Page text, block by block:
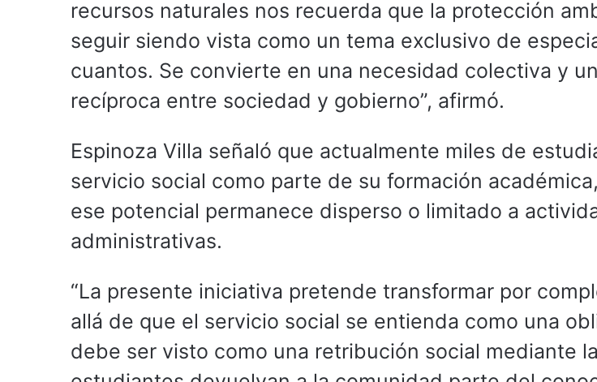
recursos naturales nos recuerda que la protección
seguir siendo vista como un tema exclusivo de
cuantos. Se convierte en una necesidad colectiva y
recíproca entre sociedad y gobierno”, afirmó.
Espinoza Villa señaló que actualmente miles de
servicio social como parte de su formación
ese potencial permanece disperso o limitado a
administrativas.
“La presente iniciativa pretende transformar por
allá de que el servicio social se entienda como una
debe ser visto como una retribución social mediante